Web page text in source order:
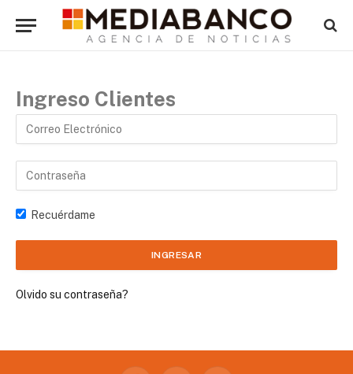
Ingreso Clientes
Recuérdame
Olvido su contraseña?